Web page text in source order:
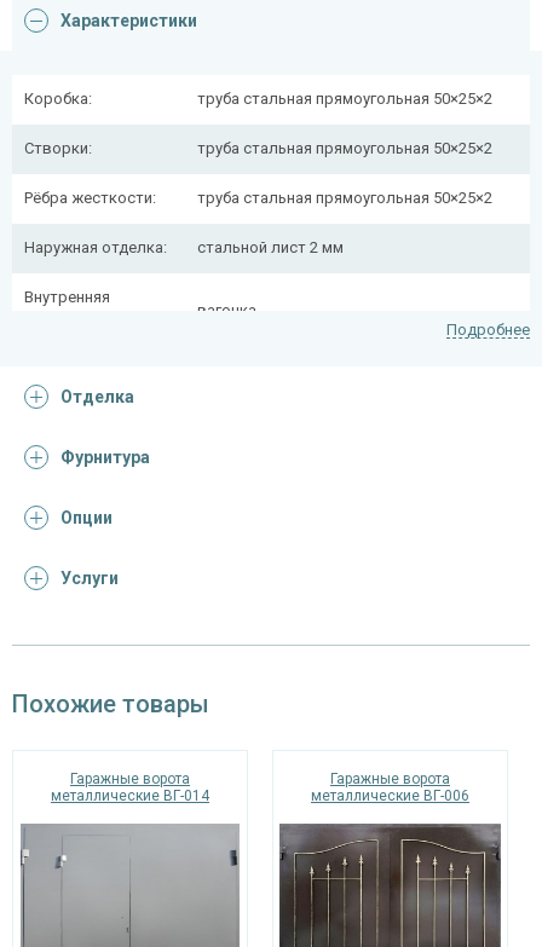
Характеристики
Коробка: труба стальная прямоугольная 50×25×2
Створки: труба стальная прямоугольная 50×25×2
Рёбра жесткости: труба стальная прямоугольная 50×25×2
Наружная отделка: стальной лист 2 мм
Внутренняя
вагонка
засовы:
Петли
Замок
Утепление
Подробнее
Отделка
Фурнитура
Опции
Услуги
Похожие товары
Гаражные ворота
металлические ВГ-014
Гаражные ворота
металлические ВГ-006